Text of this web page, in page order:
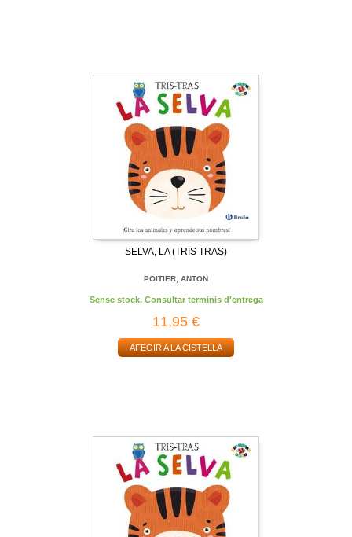
SELVA, LA (TRIS TRAS)
POITIER, ANTON
Sense stock. Consultar terminis d'entrega
11,95 €
AFEGIR A LA CISTELLA